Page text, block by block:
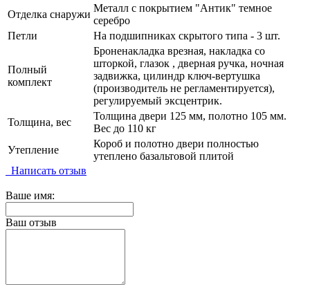
Отделка снаружи
Металл с покрытием "Антик" темное
серебро
Петли
На подшипниках скрытого типа - 3 шт.
Полный
комплект
Броненакладка врезная, накладка со
шторкой, глазок , дверная ручка, ночная
задвижка, цилиндр ключ-вертушка
(производитель не регламентируется),
регулируемый эксцентрик.
Толщина, вес
Толщина двери 125 мм, полотно 105 мм.
Вес до 110 кг
Утепление
Короб и полотно двери полностью
утеплено базальтовой плитой
Написать отзыв
Ваше имя:
Ваш отзыв